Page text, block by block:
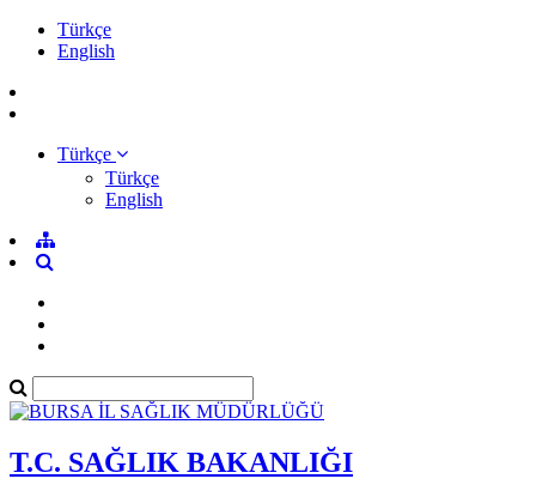
Türkçe
English
Türkçe
Türkçe
English
T.C. SAĞLIK BAKANLIĞI